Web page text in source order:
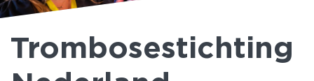
Trombosestichting